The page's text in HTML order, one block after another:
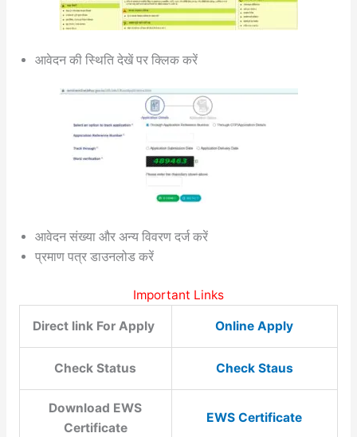
आवेदन की स्थिति देखें पर क्लिक करें
आवेदन संख्या और अन्य विवरण दर्ज करें
प्रमाण पत्र डाउनलोड करें
Important Links
Direct link For Apply Online Apply
Check Status Check Staus
Download EWS
Certificate
EWS Certificate